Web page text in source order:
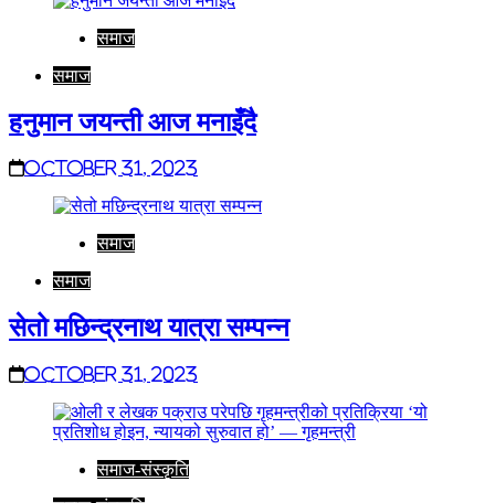
समाज
समाज
हनुमान जयन्ती आज मनाइँदै
October 31, 2023
समाज
समाज
सेतो मछिन्द्रनाथ यात्रा सम्पन्न
October 31, 2023
समाज-संस्कृति